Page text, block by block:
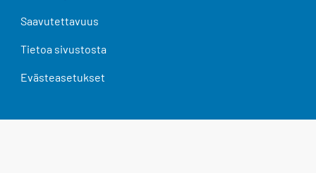
Saavutettavuus
Tietoa sivustosta
Evästeasetukset